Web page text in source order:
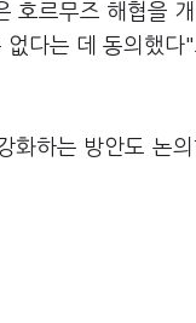
호르무즈 해협을
다는 데 동의했다
화하는 방안도 논